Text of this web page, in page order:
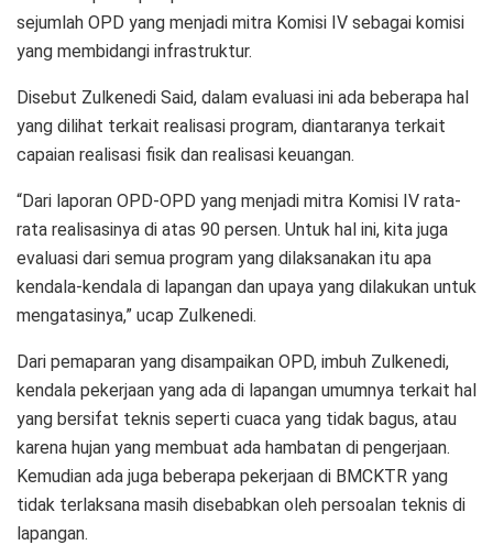
sejumlah OPD yang menjadi mitra Komisi IV sebagai komisi
yang membidangi infrastruktur.
Disebut Zulkenedi Said, dalam evaluasi ini ada beberapa hal
yang dilihat terkait realisasi program, diantaranya terkait
capaian realisasi fisik dan realisasi keuangan.
“Dari laporan OPD-OPD yang menjadi mitra Komisi IV rata-
rata realisasinya di atas 90 persen. Untuk hal ini, kita juga
evaluasi dari semua program yang dilaksanakan itu apa
kendala-kendala di lapangan dan upaya yang dilakukan untuk
mengatasinya,” ucap Zulkenedi.
Dari pemaparan yang disampaikan OPD, imbuh Zulkenedi,
kendala pekerjaan yang ada di lapangan umumnya terkait hal
yang bersifat teknis seperti cuaca yang tidak bagus, atau
karena hujan yang membuat ada hambatan di pengerjaan.
Kemudian ada juga beberapa pekerjaan di BMCKTR yang
tidak terlaksana masih disebabkan oleh persoalan teknis di
lapangan.